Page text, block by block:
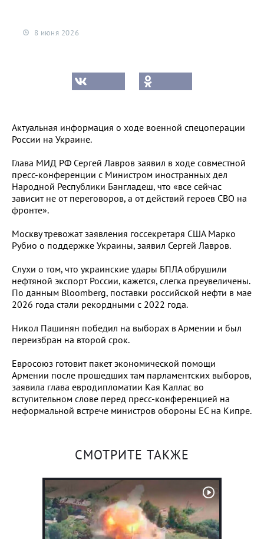
8 июня 2026
Актуальная информация о ходе военной спецоперации
России на Украине.
Глава МИД РФ Сергей Лавров заявил в ходе совместной
пресс-конференции с Министром иностранных дел
Народной Республики Бангладеш, что «все сейчас
зависит не от переговоров, а от действий героев СВО на
фронте».
Москву тревожат заявления госсекретаря США Марко
Рубио о поддержке Украины, заявил Сергей Лавров.
Слухи о том, что украинские удары БПЛА обрушили
нефтяной экспорт России, кажется, слегка преувеличены.
По данным Bloomberg, поставки российской нефти в мае
2026 года стали рекордными с 2022 года.
Никол Пашинян победил на выборах в Армении и был
переизбран на второй срок.
Евросоюз готовит пакет экономической помощи
Армении после прошедших там парламентских выборов,
заявила глава евродипломатии Кая Каллас во
вступительном слове перед пресс-конференцией на
неформальной встрече министров обороны ЕС на Кипре.
СМОТРИТЕ ТАКЖЕ